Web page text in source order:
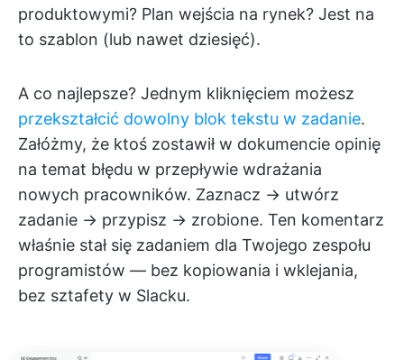
produktowymi? Plan wejścia na rynek? Jest na
to szablon (lub nawet dziesięć).
A co najlepsze? Jednym kliknięciem możesz
przekształcić dowolny blok tekstu w zadanie.
Załóżmy, że ktoś zostawił w dokumencie opinię
na temat błędu w przepływie wdrażania
nowych pracowników. Zaznacz → utwórz
zadanie → przypisz → zrobione. Ten komentarz
właśnie stał się zadaniem dla Twojego zespołu
programistów — bez kopiowania i wklejania,
bez sztafety w Slacku.